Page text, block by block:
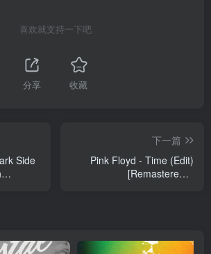
喜欢就支持一下吧
分享 收藏
Side
美国区
下一篇
Pink Floyd - Time (Edit)
[Remastered] -